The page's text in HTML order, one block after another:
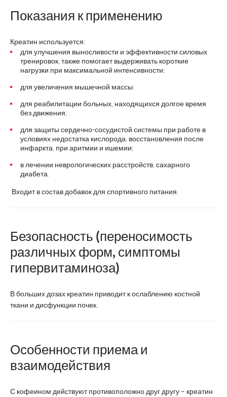
Показания к применению
Креатин используется:
для улучшения выносливости и эффективности силовых
тренировок, также помогает выдерживать короткие
нагрузки при максимальной интенсивности;
для увеличения мышечной массы;
для реабилитации больных, находящихся долгое время
без движения;
для защиты сердечно-сосудистой системы при работе в
условиях недостатка кислорода, восстановления после
инфаркта, при аритмии и ишемии;
в лечении неврологических расстройств, сахарного
диабета.
Входит в состав добавок для спортивного питания.
Безопасность (переносимость
различных форм, симптомы
гипервитаминоза)
В больших дозах креатин приводит к ослаблению костной
ткани и дисфункции почек.
Особенности приема и
взаимодействия
С кофеином действуют противоположно друг другу – креатин